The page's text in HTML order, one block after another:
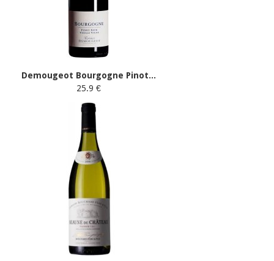
Demougeot Bourgogne Pinot...
25.9 €